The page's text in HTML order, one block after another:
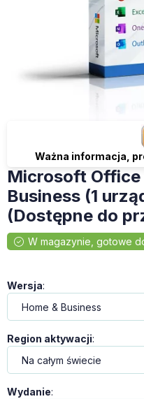
Microsoft Office
Business (1
(Dostępne do
Ważna informacja,
Wersja:
Region aktywacji:
Wydanie: